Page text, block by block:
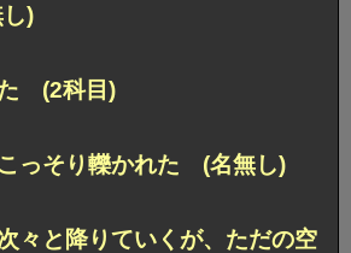
)
た (2科目)
っそり轢かれた (名無し)
々と降りていくが、ただの空